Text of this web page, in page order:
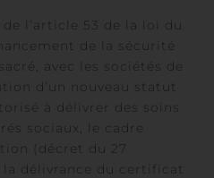
l’article 53 de la loi du
de la sécurité
avec les sociétés de
d’un nouveau statut
à délivrer des soins
sociaux, le cadre
(décret du 27
délivrance du certificat